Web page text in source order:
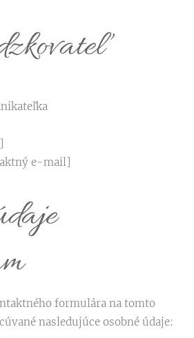
e-mail]
formulára na tomto
nasledujúce osobné údaje: